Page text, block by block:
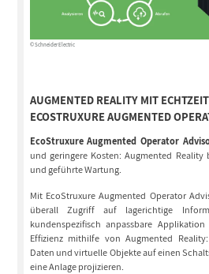
© Schneider Electric
AUGMENTED REALITY MIT
ECOSTRUXURE AUGMENTED
EcoStruxure Augmented Operator
und geringere Kosten: Augmented
und geführte Wartung.
Mit EcoStruxure Augmented Operator
überall Zugriff auf lagerichtige
kundenspezifisch anpassbare
Effizienz mithilfe von Augmented
Daten und virtuelle Objekte auf einen
eine Anlage projizieren.